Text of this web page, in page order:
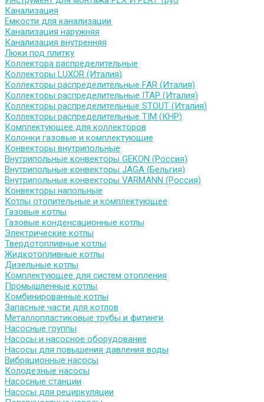
Канализация
Емкости для канализации
Канализация наружняя
Канализация внутренняя
Люки под плитку
Коллектора распределительные
Коллекторы LUXOR (Италия)
Коллекторы распределительные FAR (Италия)
Коллекторы распределительные ITAP (Италия)
Коллекторы распределительные STOUT (Италия)
Коллекторы распределительные TIM (КНР)
Комплектующее для коллекторов
Колонки газовые и комплектующие
Конвекторы внутрипольные
Внутрипольные конвекторы GEKON (Россия)
Внутрипольные конвекторы JAGA (Бельгия)
Внутрипольные конвекторы VARMANN (Россия)
Конвекторы напольные
Котлы отопительные и комплектующее
Газовые котлы
Газовые конденсационные котлы
Электрические котлы
Твердотопливные котлы
Жидкотопливные котлы
Дизельные котлы
Комплектующее для систем отопления
Промышленные котлы
Комбинированные котлы
Запасные части для котлов
Металлопластиковые трубы и фитинги
Насосные группы
Насосы и насосное оборудование
Насосы для повышения давления воды
Вибрационные насосы
Колодезные насосы
Насосные станции
Насосы для рециркуляции